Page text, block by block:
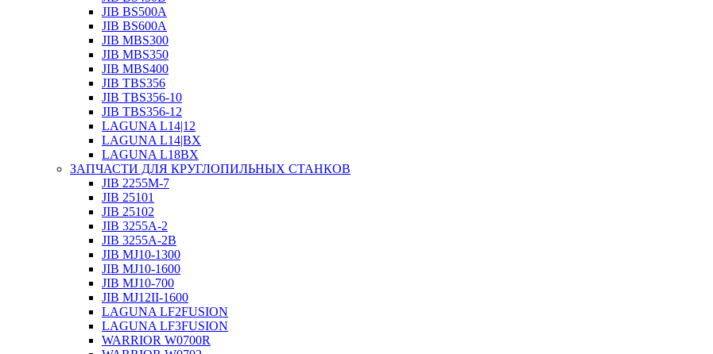
JIB BS500A
JIB BS600A
JIB MBS300
JIB MBS350
JIB MBS400
JIB TBS356
JIB TBS356-10
JIB TBS356-12
LAGUNA L14|12
LAGUNA L14|BX
LAGUNA L18BX
ЗАПЧАСТИ ДЛЯ КРУГЛОПИЛЬНЫХ СТАНКОВ
JIB 2255M-7
JIB 25101
JIB 25102
JIB 3255A-2
JIB 3255A-2B
JIB MJ10-1300
JIB MJ10-1600
JIB MJ10-700
JIB MJ12II-1600
LAGUNA LF2FUSION
LAGUNA LF3FUSION
WARRIOR W0700R